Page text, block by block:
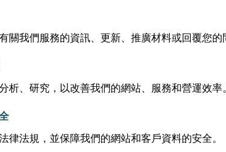
關我們服務的資訊、更新、推廣材料或回覆您的
析、研究，以改善我們的網站、服務和營運效率
律法規，並保障我們的網站和客戶資料的安全。